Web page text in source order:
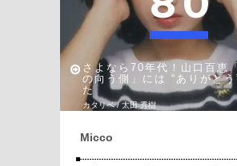
さよなら70年代！山口百恵
の向う側」には “ありがとう
た
カタリベ / 太田 秀樹
Micco